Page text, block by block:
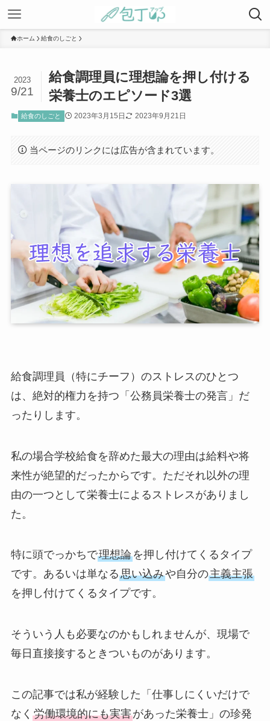
ホーム 給食のしごと
給食調理員に理想論を押し付ける
栄養士のエピソード3選
2023
9/21
給食のしごと 2023年3月15日 2023年9月21日
当ページのリンクには広告が含まれています。
給食調理員（特にチーフ）のストレスのひとつ
は、絶対的権力を持つ「公務員栄養士の発言」だ
ったりします。
私の場合学校給食を辞めた最大の理由は給料や将
来性が絶望的だったからです。ただそれ以外の理
由の一つとして栄養士によるストレスがありまし
た。
特に頭でっかちで理想論を押し付けてくるタイプ
です。あるいは単なる思い込みや自分の主義主張
を押し付けてくるタイプです。
そういう人も必要なのかもしれませんが、現場で
毎日直接接するときついものがあります。
この記事では私が経験した「仕事しにくいだけで
なく 労働環境的にも実害があった栄養士」の珍発